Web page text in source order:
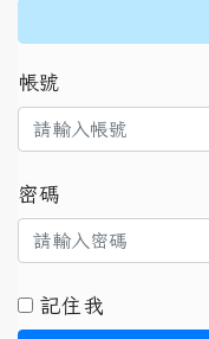
帳號
密碼
記住我